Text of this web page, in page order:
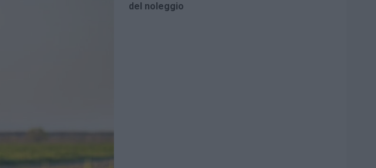
del noleggio